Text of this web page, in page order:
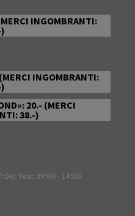
INGOMBRANTI:
INGOMBRANTI:
20.- (MERCI
38.-)
Ven: 09:00 - 14:00